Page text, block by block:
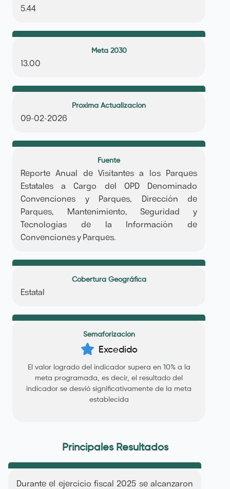
5.44
Meta 2030
13.00
Próxima Actualización
09-02-2026
Fuente
Reporte Anual de Visitantes a los Parques
Estatales a Cargo del OPD Denominado
Convenciones y Parques, Dirección de
Parques, Mantenimiento, Seguridad y
Tecnologías de la Información de
Convenciones y Parques.
Cobertura Geográfica
Estatal
Semaforización
Excedido
El valor logrado del indicador supera en 10% a la
meta programada, es decir, el resultado del
indicador se desvió significativamente de la meta
establecida
Principales Resultados
Durante el ejercicio fiscal 2025 se alcanzaron